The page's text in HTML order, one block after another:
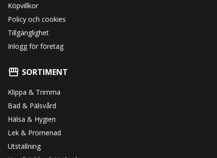
Köpvillkor
Policy och cookies
Tillgänglighet
Inlogg för företag
SORTIMENT
Klippa & Trimma
Bad & Pälsvård
Hälsa & Hygien
Lek & Promenad
Utställning